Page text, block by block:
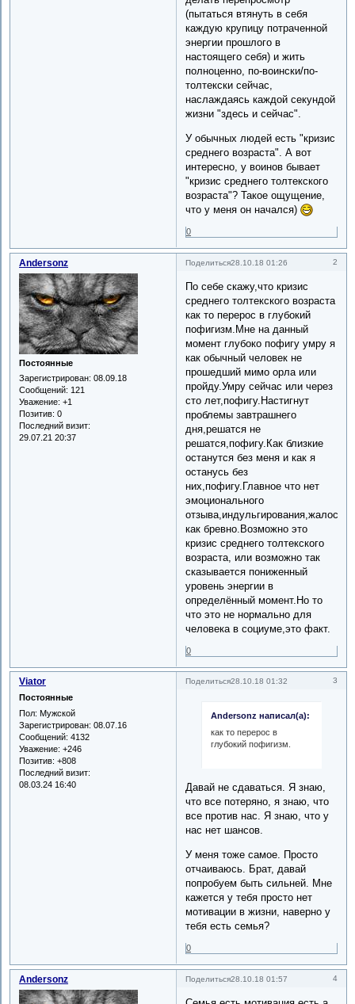
(пытаться втянуть в себя
каждую крупицу потраченной
энергии прошлого в
настоящего себя) и жить
полноценно, по-воински/по-
толтекски сейчас,
наслаждаясь каждой секундой
жизни "здесь и сейчас".
У обычных людей есть "кризис
среднего возраста". А вот
интересно, у воинов бывает
"кризис среднего толтекского
возраста"? Такое ощущение,
что у меня он начался)
0
Поделиться 2
28.10.18 01:26
Andersonz
Постоянные
Зарегистрирован: 08.09.18
Сообщений: 121
Уважение: +1
Позитив: 0
Последний визит:
29.07.21 20:37
По себе скажу,что кризис
среднего толтекского возраста
как то перерос в глубокий
пофигизм.Мне на данный
момент глубоко пофигу умру я
как обычный человек не
прошедший мимо орла или
пройду.Умру сейчас или через
сто лет,пофигу.Настигнут
проблемы завтрашнего
дня,решатся не
решатся,пофигу.Как близкие
останутся без меня и как я
останусь без
них,пофигу.Главное что нет
эмоционального
как бревно.Возможно это
кризис среднего толтекского
возраста, или возможно так
сказывается пониженный
уровень энергии в
определённый момент.Но то
что это не нормально для
человека в социуме,это факт.
0
Поделиться 3
28.10.18 01:32
Viator
Постоянные
Пол: Мужской
Зарегистрирован: 08.07.16
Сообщений: 4132
Уважение: +246
Позитив: +808
Последний визит:
08.03.24 16:40
Andersonz написал(а):
как то перерос в
глубокий пофигизм.
Давай не сдаваться. Я знаю,
что все потеряно, я знаю, что
все против нас. Я знаю, что у
нас нет шансов.
У меня тоже самое. Просто
отчаиваюсь. Брат, давай
попробуем быть сильней. Мне
кажется у тебя просто нет
мотивации в жизни, наверно у
тебя есть семья?
0
Поделиться 4
28.10.18 01:57
Andersonz